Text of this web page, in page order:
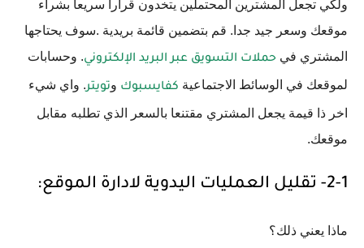
ولكي تجعل المشترين المحتملين يتخدون قرارا سريعا بشراء
موقعك وسعر جيد جدا. قم بتضمين قائمة بريدية .سوف يحتاجها
المشتري في حملات التسويق عبر البريد الإلكتروني. وحسابات
لموقعك في الوسائط الاجتماعية كفايسبوك وتويتر. واي شيء
اخر ذا قيمة يجعل المشتري مقتنعا بالسعر الذي تطلبه مقابل
موقعك.
2-1- تقليل العمليات اليدوية لادارة الموقع:
ماذا يعني ذلك؟